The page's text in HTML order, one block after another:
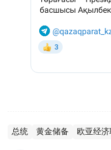
总统 黄金储备 欧亚经济